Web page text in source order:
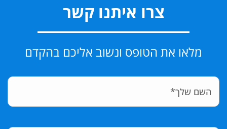
צרו איתנו קשר
מלאו את הטופס ונשוב אליכם בהקדם